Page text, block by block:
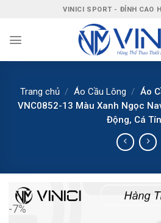
nội
VINICI SPORT - ĐỈNH CAO
Trang chủ / Áo Cầu Lông / Áo
VNC0852-13 Màu Xanh Ngọc
Động, Cá
-7%